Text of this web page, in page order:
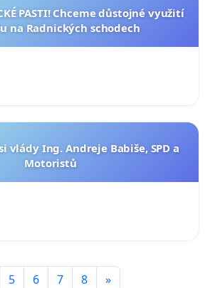
PASTI! Chceme důstojné využití
na Radnických schodech
vlády Ing. Andreje Babiše, SPD a
Motoristů
5 6 7 8 »